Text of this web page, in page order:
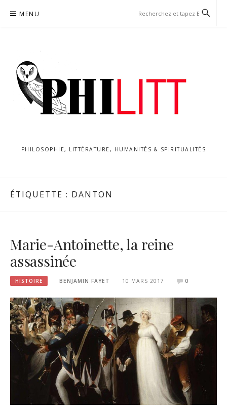
MENU
PHILOSOPHIE, LITTÉRATURE, HUMANITÉS & SPIRITUALITÉS
ÉTIQUETTE : DANTON
Marie-Antoinette, la reine
assassinée
HISTOIRE BENJAMIN FAYET 10 MARS 2017 0